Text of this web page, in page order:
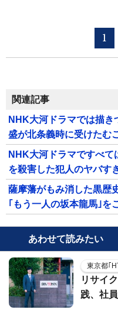
1
関連記事
NHK大河ドラマでは描
盛が北条義時に受けたむ
NHK大河ドラマですべ
を殺害した犯人のヤバす
薩摩藩がもみ消した黒歴
｢もう一人の坂本龍馬｣を
あわせて読みたい
東京都｢
リサイ
践、社